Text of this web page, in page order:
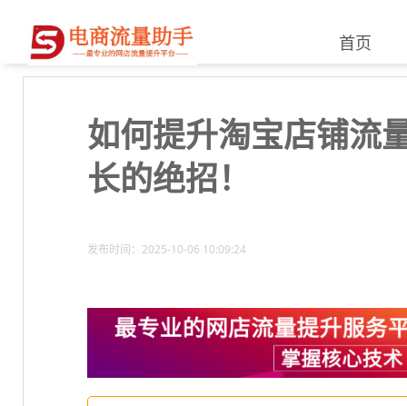
首页
如何提升淘宝店铺流
长的绝招！
发布时间：2025-10-06 10:09:24